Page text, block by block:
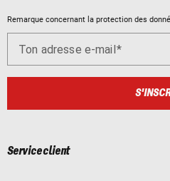
Remarque concernant la protection des
Ton adresse e-mail
Service client